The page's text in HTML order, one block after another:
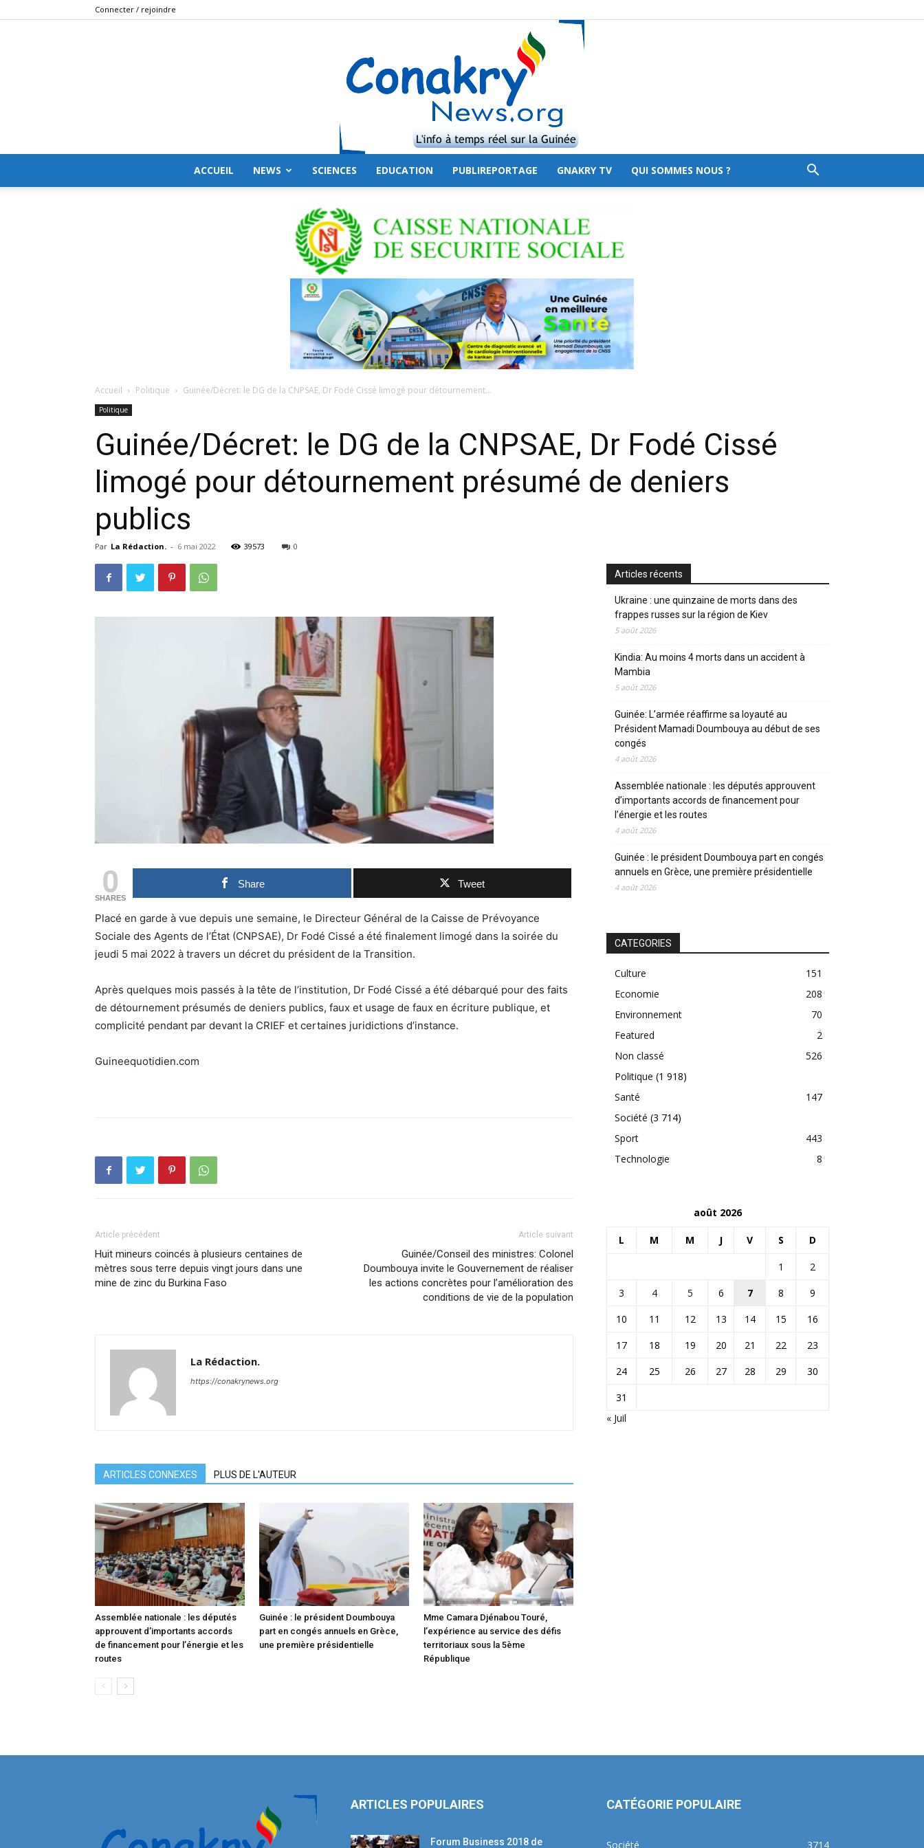
Connecter / rejoindre
ACCUEIL NEWS SCIENCES EDUCATION PUBLIREPORTAGE GNAKRY TV QUI SOMMES NOUS ?
Accueil Politique Guinée/Décret: le DG de la CNPSAE, Dr Fodé Cissé limogé pour détournement...
Politique
Guinée/Décret: le DG de la CNPSAE, Dr Fodé Cissé
limogé pour détournement présumé de deniers
publics
Par La Rédaction. - 6 mai 2022 39573 0
0
SHARES
Share Tweet
Placé en garde à vue depuis une semaine, le Directeur Général de la Caisse de Prévoyance
Sociale des Agents de l’État (CNPSAE), Dr Fodé Cissé a été finalement limogé dans la soirée du
jeudi 5 mai 2022 à travers un décret du président de la Transition.
Après quelques mois passés à la tête de l’institution, Dr Fodé Cissé a été débarqué pour des faits
de détournement présumés de deniers publics, faux et usage de faux en écriture publique, et
complicité pendant par devant la CRIEF et certaines juridictions d’instance.
Guineequotidien.com
Article précédent
Huit mineurs coincés à plusieurs centaines de
mètres sous terre depuis vingt jours dans une
mine de zinc du Burkina Faso
Article suivant
Guinée/Conseil des ministres: Colonel
Doumbouya invite le Gouvernement de réaliser
les actions concrètes pour l’amélioration des
conditions de vie de la population
La Rédaction.
https://conakrynews.org
ARTICLES CONNEXES PLUS DE L'AUTEUR
Assemblée nationale : les députés
approuvent d’importants accords
de financement pour l’énergie et les
routes
Guinée : le président Doumbouya
part en congés annuels en Grèce,
une première présidentielle
Mme Camara Djénabou Touré,
l’expérience au service des défis
territoriaux sous la 5ème
République
Articles récents
Ukraine : une quinzaine de morts dans des
frappes russes sur la région de Kiev
5 août 2026
Kindia: Au moins 4 morts dans un accident à
Mambia
5 août 2026
Guinée: L’armée réaffirme sa loyauté au
Président Mamadi Doumbouya au début de ses
congés
4 août 2026
Assemblée nationale : les députés approuvent
d’importants accords de financement pour
l’énergie et les routes
4 août 2026
Guinée : le président Doumbouya part en congés
annuels en Grèce, une première présidentielle
4 août 2026
CATEGORIES
Culture
151
Economie
208
Environnement
70
Featured
2
Non classé
526
Politique (1 918)
Santé
147
Société (3 714)
Sport
443
Technologie
8
août 2026
L M M J V S D
1
2
3
4 5 6 7 8
9
10
11 12 13 14 15
16
17
18 19 20 21 22
23
24
25 26 27 28 29
30
31
« Juil
ARTICLES POPULAIRES
Forum Business 2018 de
CATÉGORIE POPULAIRE
Société 3714